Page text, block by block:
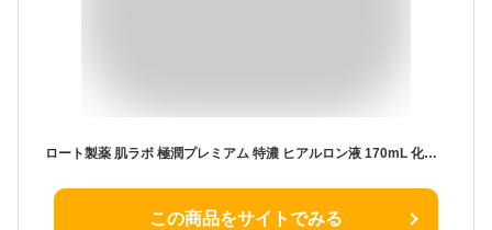
ロート製薬 肌ラボ 極潤プレミアム 特濃 ヒアルロン液 170mL 化粧水
この商品をサイトでみる